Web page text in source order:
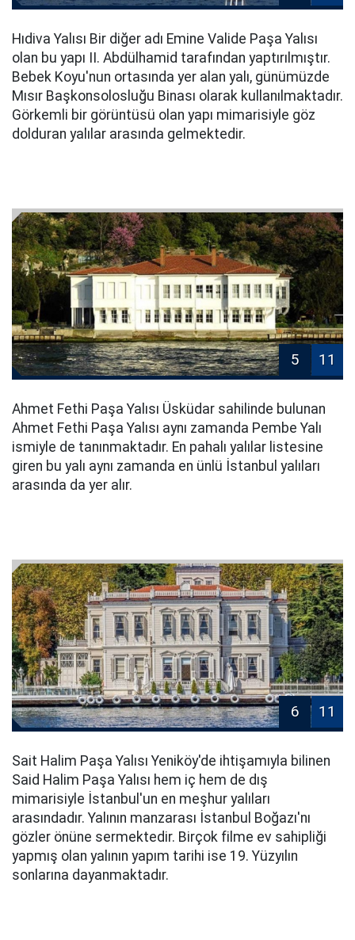
Hıdiva Yalısı Bir diğer adı Emine Valide Paşa Yalısı
olan bu yapı II. Abdülhamid tarafından yaptırılmıştır.
Bebek Koyu'nun ortasında yer alan yalı, günümüzde
Mısır Başkonsolosluğu Binası olarak kullanılmaktadır.
Görkemli bir görüntüsü olan yapı mimarisiyle göz
dolduran yalılar arasında gelmektedir.
5 11
Ahmet Fethi Paşa Yalısı Üsküdar sahilinde bulunan
Ahmet Fethi Paşa Yalısı aynı zamanda Pembe Yalı
ismiyle de tanınmaktadır. En pahalı yalılar listesine
giren bu yalı aynı zamanda en ünlü İstanbul yalıları
arasında da yer alır.
6 11
Sait Halim Paşa Yalısı Yeniköy'de ihtişamıyla bilinen
Said Halim Paşa Yalısı hem iç hem de dış
mimarisiyle İstanbul'un en meşhur yalıları
arasındadır. Yalının manzarası İstanbul Boğazı'nı
gözler önüne sermektedir. Birçok filme ev sahipliği
yapmış olan yalının yapım tarihi ise 19. Yüzyılın
sonlarına dayanmaktadır.